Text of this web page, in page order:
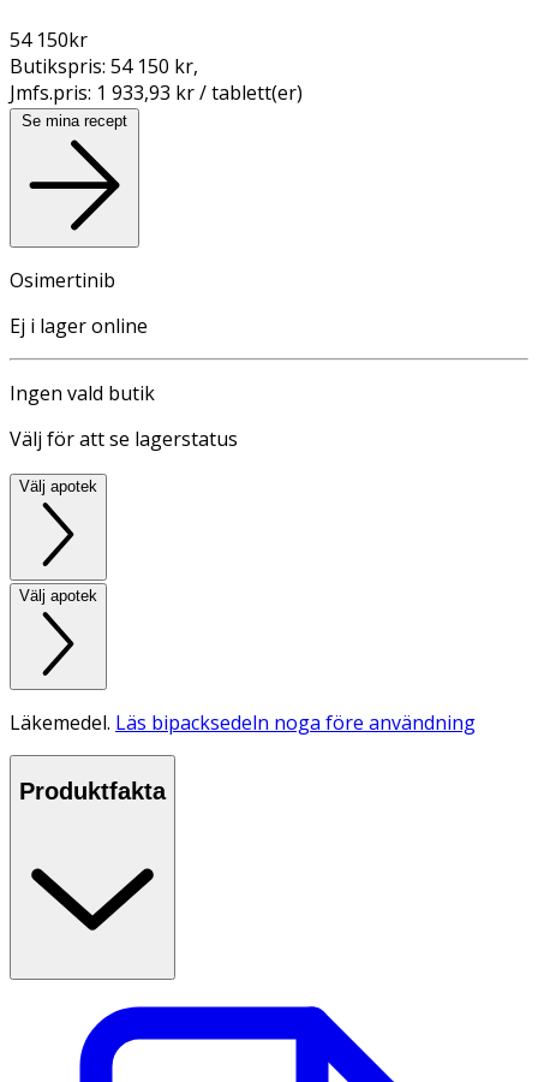
54 150kr
Butikspris: 54 150 kr,
Jmfs.pris: 1 933,93 kr / tablett(er)
Se mina recept
Osimertinib
Ej i lager online
Ingen vald butik
Välj för att se lagerstatus
Välj apotek
Välj apotek
Läkemedel. Läs bipacksedeln noga före användning
Produktfakta